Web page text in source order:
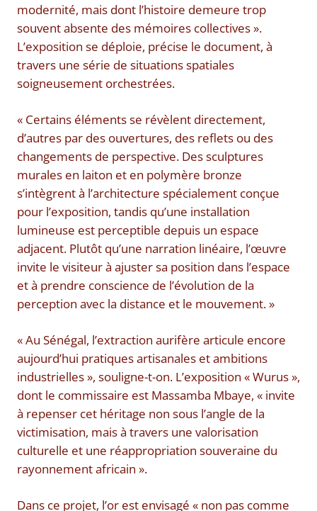
modernité, mais dont l’histoire demeure trop
souvent absente des mémoires collectives ».
L’exposition se déploie, précise le document, à
travers une série de situations spatiales
soigneusement orchestrées.
« Certains éléments se révèlent directement,
d’autres par des ouvertures, des reflets ou des
changements de perspective. Des sculptures
murales en laiton et en polymère bronze
s’intègrent à l’architecture spécialement conçue
pour l’exposition, tandis qu’une installation
lumineuse est perceptible depuis un espace
adjacent. Plutôt qu’une narration linéaire, l’œuvre
invite le visiteur à ajuster sa position dans l’espace
et à prendre conscience de l’évolution de la
perception avec la distance et le mouvement. »
« Au Sénégal, l’extraction aurifère articule encore
aujourd’hui pratiques artisanales et ambitions
industrielles », souligne-t-on. L’exposition « Wurus »,
dont le commissaire est Massamba Mbaye, « invite
à repenser cet héritage non sous l’angle de la
victimisation, mais à travers une valorisation
culturelle et une réappropriation souveraine du
rayonnement africain ».
Dans ce projet, l’or est envisagé « non pas comme